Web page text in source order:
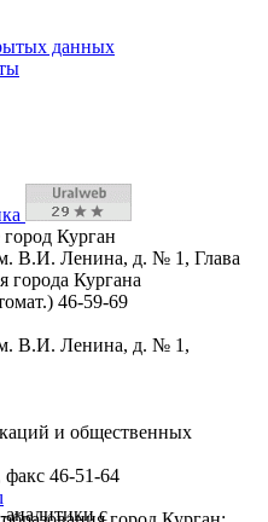
данных
Курган
В.И. Ленина, д. № 1, Глава
города Кургана
46-59-69
В.И. Ленина, д. № 1,
и общественных
факс 46-51-64
аналитики с